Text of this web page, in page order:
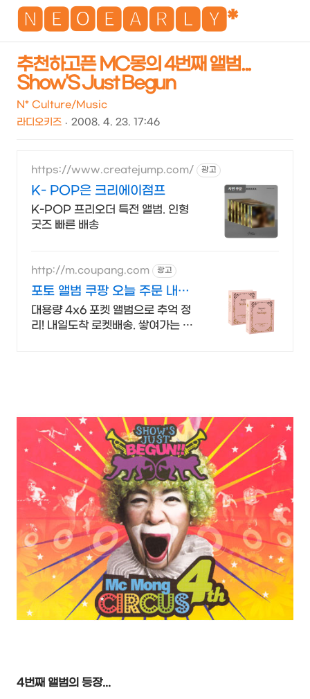
🅽🅴🅾🅴🅰🆁🅻🆈*
추천하고픈 MC몽의 4번째 앨범...
Show'S Just Begun
N* Culture/Music
라디오키즈
2008. 4. 23. 17:46
https://www.createjump.com/ 광고
K- POP은 크리에이점프
K-POP 프리오더 특전 앨범. 인형
굿즈 빠른 배송
http://m.coupang.com 광고
포토 앨범 쿠팡 오늘 주문 내일
도착
대용량 4x6 포켓 앨범으로 추억 정
리! 내일도착 로켓배송. 쌓여가는 가
4번째 앨범의 등장...